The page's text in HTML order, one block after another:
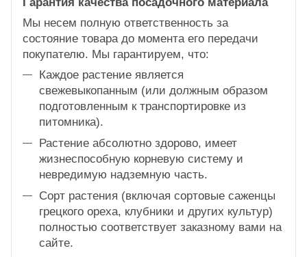
Мы несем полную ответственность за
состояние товара до момента его передачи
покупателю. Мы гарантируем, что:
Каждое растение является
свежевыкопанным (или должным образом
подготовленным к транспортировке из
питомника).
Растение абсолютно здорово, имеет
жизнеспособную корневую систему и
невредимую надземную часть.
Сорт растения (включая сортовые саженцы
грецкого ореха, клубники и других культур)
полностью соответствует заказному вами на
сайте.